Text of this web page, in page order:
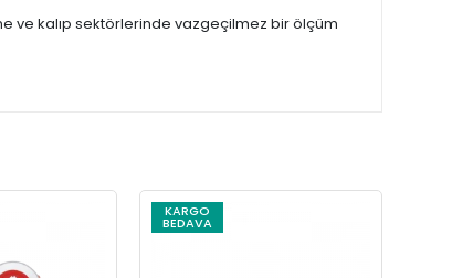
ve kalıp sektörlerinde vazgeçilmez bir ölçüm
KARGO
BEDAVA